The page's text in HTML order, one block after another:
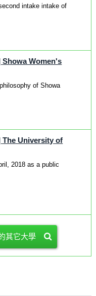
intake intake of
Showa Women's
of Showa
The University of
2018 as a public
其它大學